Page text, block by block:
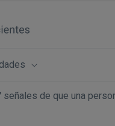
señales de que una